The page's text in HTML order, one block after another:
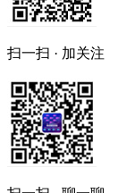
扫一扫 · 加关注